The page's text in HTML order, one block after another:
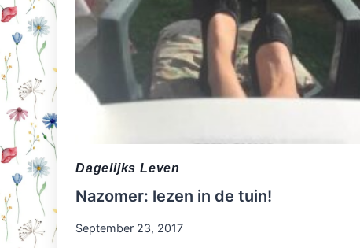
Dagelijks Leven
Nazomer: lezen in de tuin!
September 23, 2017